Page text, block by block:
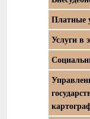
Платные
Услуги в